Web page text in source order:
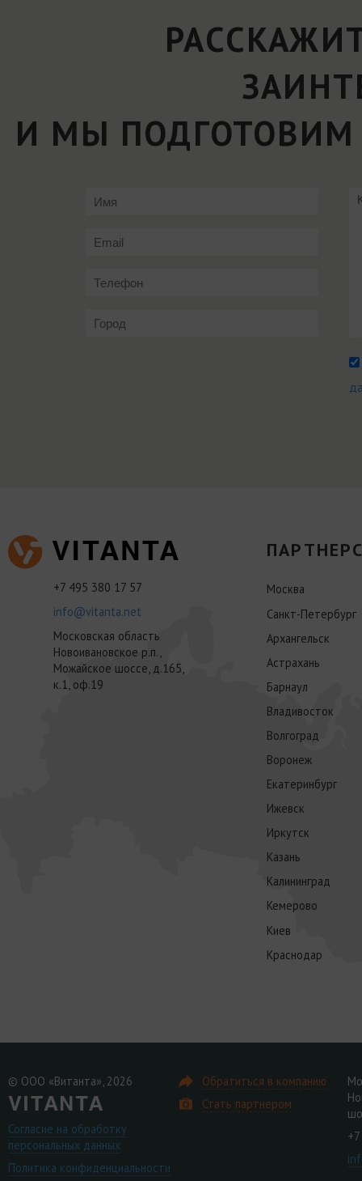
И МЫ ПОДГОТОВИМ
+7 495 380 17 57
info@vitanta.net
Московская область
Новоивановское р.п.,
Можайское шоссе, д.165,
к.1, оф.19
Москва
Санкт-Петербург
Архангельск
Астрахань
Барнаул
Владивосток
Волгоград
Воронеж
Екатеринбург
Ижевск
Иркутск
Казань
Калининград
Кемерово
Киев
Краснодар
© ООО «Витанта», 2026
Согласие на обработку
персональных данных
Политика конфиденциальности
Обратиться в компанию
Стать партнером